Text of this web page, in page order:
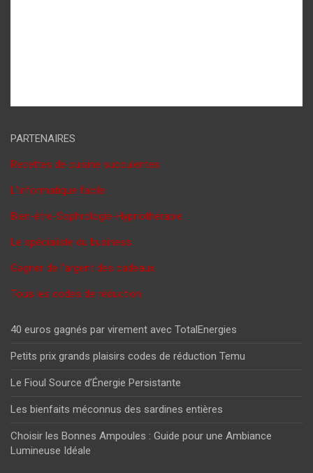
PARTENAIRES
Recettes de cuisine succulentes
L'informatique facile
Bien-être-Sophrologie-Hypnothérapie
Le spécialiste du business
Gagner de l'argent des cadeaux
Tous les codes de réduction
40 euros gagnés par virement avec TotalEnergies
Petits prix grands plaisirs codes de réduction Temu
Le Fioul Source d’Énergie Persistante
Les bienfaits méconnus des sardines entières
Choisir les Bonnes Ampoules : Guide pour une Ambiance
Lumineuse Idéale